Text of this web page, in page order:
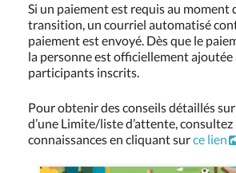
Si un paiement est requis au moment
transition, un courriel automatisé
paiement est envoyé. Dès que le
la personne est officiellement ajoutée
participants inscrits.
Pour obtenir des conseils détaillés
d’une Limite/liste d’attente,
connaissances en cliquant surce lien